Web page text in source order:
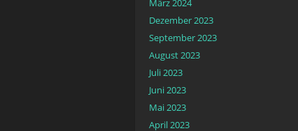
März 2024
Dezember 2023
September 2023
August 2023
Juli 2023
Juni 2023
Mai 2023
April 2023